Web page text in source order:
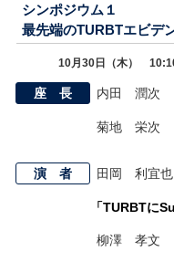
シンポジウム１
最先端のTURBTエビデ
10月30日（木）
座 長 内田 潤次
菊地 栄次
演 者 田岡 利宜也
「TURBTに
柳澤 孝文